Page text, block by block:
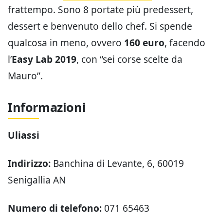
frattempo. Sono 8 portate più predessert,
dessert e benvenuto dello chef. Si spende
qualcosa in meno, ovvero 160 euro, facendo
l’Easy Lab 2019, con “sei corse scelte da
Mauro”.
Informazioni
Uliassi
Indirizzo: Banchina di Levante, 6, 60019
Senigallia AN
Numero di telefono: 071 65463